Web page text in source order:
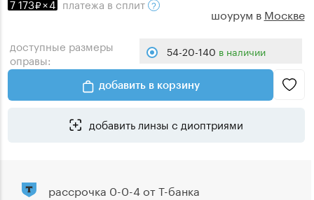
7 173 ×4 платежа в сплит
шоурум в Москве
доступные размеры
оправы:
54-20-140 в наличии
добавить в корзину
добавить линзы с диоптриями
рассрочка 0-0-4 от Т-банка